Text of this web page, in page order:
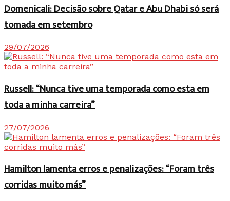
Domenicali: Decisão sobre Qatar e Abu Dhabi só será
tomada em setembro
29/07/2026
Russell: “Nunca tive uma temporada como esta em
toda a minha carreira”
27/07/2026
Hamilton lamenta erros e penalizações: “Foram três
corridas muito más”